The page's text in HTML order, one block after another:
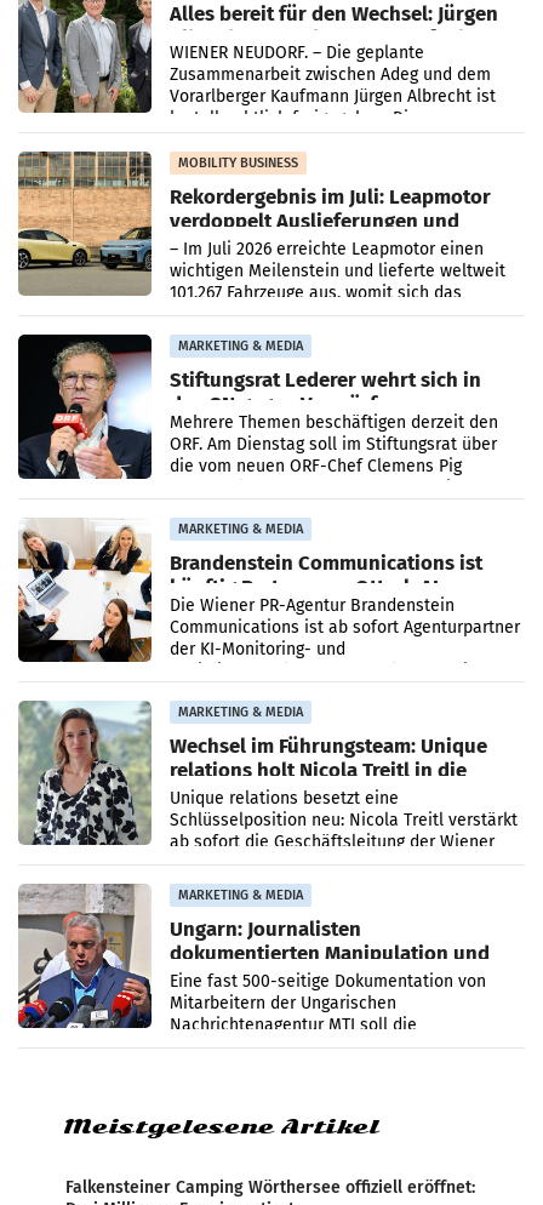
Alles bereit für den Wechsel: Jürgen
Albrecht setzt ab 1.1.2027 auf Adeg
WIENER NEUDORF. – Die geplante
Zusammenarbeit zwischen Adeg und dem
Vorarlberger Kaufmann Jürgen Albrecht ist
kartellrechtlich freigegeben: Die
Bundeswettbewerbsbehörde und der
Bundeskartellanwalt
MOBILITY BUSINESS
Rekordergebnis im Juli: Leapmotor
verdoppelt Auslieferungen und
überschreitet die 100.000er-Marke
– Im Juli 2026 erreichte Leapmotor einen
wichtigen Meilenstein und lieferte weltweit
101.267 Fahrzeuge aus, womit sich das
Ergebnis gegenüber Juli 2025 mehr als
verdoppelte (+102
MARKETING & MEDIA
Stiftungsrat Lederer wehrt sich in
den SN gegen Vorwürfe
Mehrere Themen beschäftigen derzeit den
ORF. Am Dienstag soll im Stiftungsrat über
die vom neuen ORF-Chef Clemens Pig
MARKETING & MEDIA
Brandenstein Communications ist
künftig Partner von OtterlyAI
Die Wiener PR-Agentur Brandenstein
Communications ist ab sofort Agenturpartner
der KI-Monitoring- und
MARKETING & MEDIA
Wechsel im Führungsteam: Unique
relations holt Nicola Treitl in die
Geschäftsleitung
Unique relations besetzt eine
Schlüsselposition neu: Nicola Treitl verstärkt
ab sofort die Geschäftsleitung der Wiener
PR-Agentur an der Seite von Josef Kalina und
Anna Kalina-Mahr.
MARKETING & MEDIA
Ungarn: Journalisten
dokumentierten Manipulation und
Zensur
Eine fast 500-seitige Dokumentation von
Mitarbeitern der Ungarischen
Nachrichtenagentur MTI soll die
systematische Nachrichten-Manipulation und
Meistgelesene Artikel
Falkensteiner Camping Wörthersee offiziell eröffnet: